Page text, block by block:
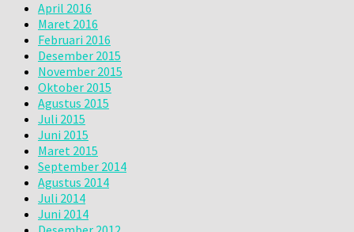
April 2016
Maret 2016
Februari 2016
Desember 2015
November 2015
Oktober 2015
Agustus 2015
Juli 2015
Juni 2015
Maret 2015
September 2014
Agustus 2014
Juli 2014
Juni 2014